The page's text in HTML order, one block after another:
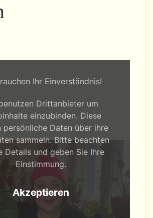
Ihr Einverständnis!
Drittanbieter um
einzubinden. Diese
persönliche Daten über ihre
sammeln. Bitte beachten
Details und geben Sie Ihre
Einstimmung.
Akzeptieren